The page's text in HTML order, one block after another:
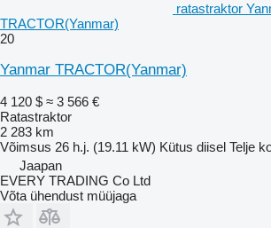
ratastraktor
TRACTOR(Yanmar)
20
Yanmar TRACTOR(Yanmar)
4 120 $ ≈ 3 566 €
Ratastraktor
2 283 km
Võimsus 26 h.j. (19.11 kW) Kütus diisel Telje
Jaapan
EVERY TRADING Co Ltd
Võta ühendust müüjaga